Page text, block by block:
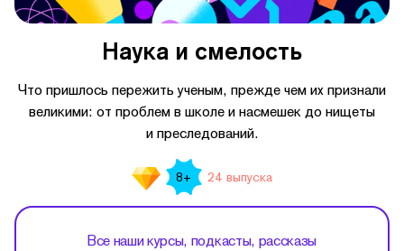
Наука и смелость
Что пришлось пережить ученым, прежде чем их признали
великими: от проблем в школе и насмешек до нищеты
и преследований.
8+ 24 выпуска
Все наши курсы, подкасты, рассказы